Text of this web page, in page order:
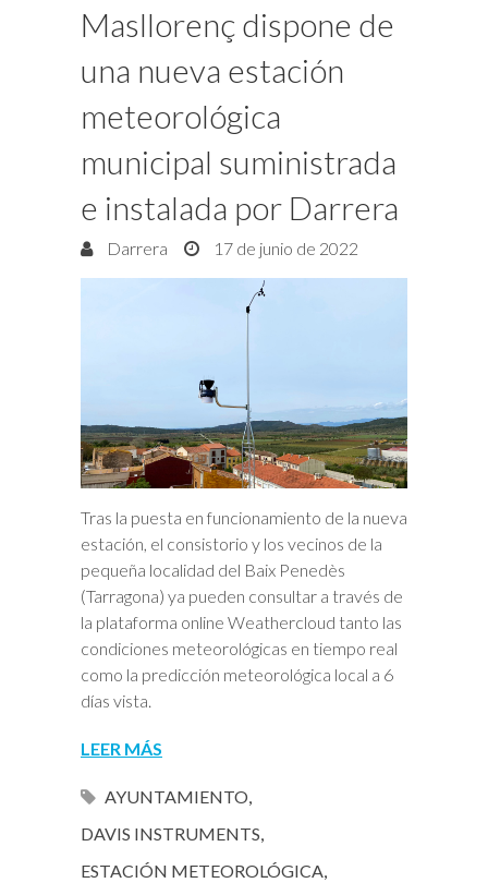
Masllorenç dispone de
una nueva estación
meteorológica
municipal suministrada
e instalada por Darrera
Darrera 17 de junio de 2022
Tras la puesta en funcionamiento de la nueva
estación, el consistorio y los vecinos de la
pequeña localidad del Baix Penedès
(Tarragona) ya pueden consultar a través de
la plataforma online Weathercloud tanto las
condiciones meteorológicas en tiempo real
como la predicción meteorológica local a 6
días vista.
LEER MÁS
AYUNTAMIENTO
DAVIS INSTRUMENTS
ESTACIÓN METEOROLÓGICA